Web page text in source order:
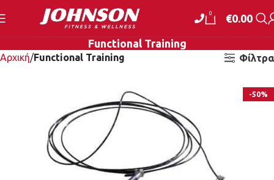
0 €0.00
Functional Training
Αρχική Functional Training Φίλτρα
-50%